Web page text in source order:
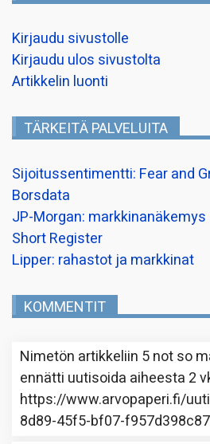
Kirjaudu sivustolle
Kirjaudu ulos sivustolta
Artikkelin luonti
TÄRKEITÄ PALVELUITA
Sijoitussentimentti: Fear and
Borsdata
JP-Morgan: markkinanäkemys
Short Register
Lipper: rahastot ja markkinat
KOMMENTIT
Nimetön artikkeliin 5 not so
ennätti uutisoida aiheesta 2
https://www.arvopaperi.fi/
8d89-45f5-bf07-